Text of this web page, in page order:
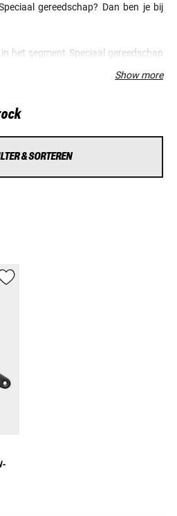
gereedschap? Dan ben je bij
het segment Speciaal gereedschap
Show more
& SORTEREN